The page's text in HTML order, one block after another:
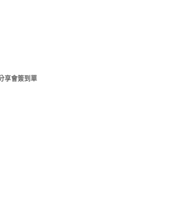
享會簽到單